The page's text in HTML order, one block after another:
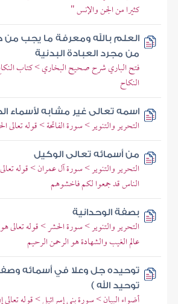
كثيرا من الجن والإنس "
العلم بالله ومعرفة ما يجب
من مجرد العبادة البدنية
فتح الباري شرح صحيح البخاري > كتاب
النكاح
اسمه تعالى غير مشابه لأسماء
التحرير والتنوير > سورة الفاتحة > قوله تعالى
من أسمائه تعالى الوكيل
التحرير والتنوير > سورة آل عمران > قوله
الناس قد جمعوا لكم فاخشوهم
بصفة الوحدانية
التحرير والتنوير > سورة الحشر > قوله تعالى
عالم الغيب والشهادة هو الرحمن الرحيم
توحيده جل وعلا في أسمائه
توحيد الله )
أضواء البيان > سورة بني إسرائيل > قوله تعالى